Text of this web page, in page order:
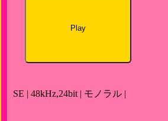
Play
SE | 48kHz,24bit | モノラル |